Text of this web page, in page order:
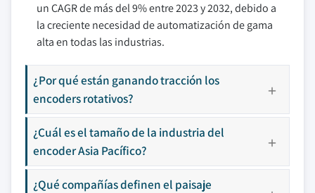
un CAGR de más del 9% entre 2023 y 2032, debido a
la creciente necesidad de automatización de gama
alta en todas las industrias.
¿Por qué están ganando tracción los
encoders rotativos?
¿Cuál es el tamaño de la industria del
encoder Asia Pacífico?
¿Qué compañías definen el paisaje